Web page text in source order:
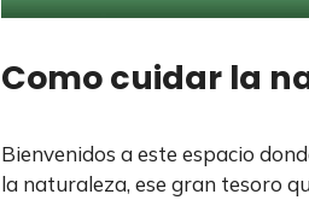
Como cuidar la
Bienvenidos a este espacio
la naturaleza, ese gran tesoro